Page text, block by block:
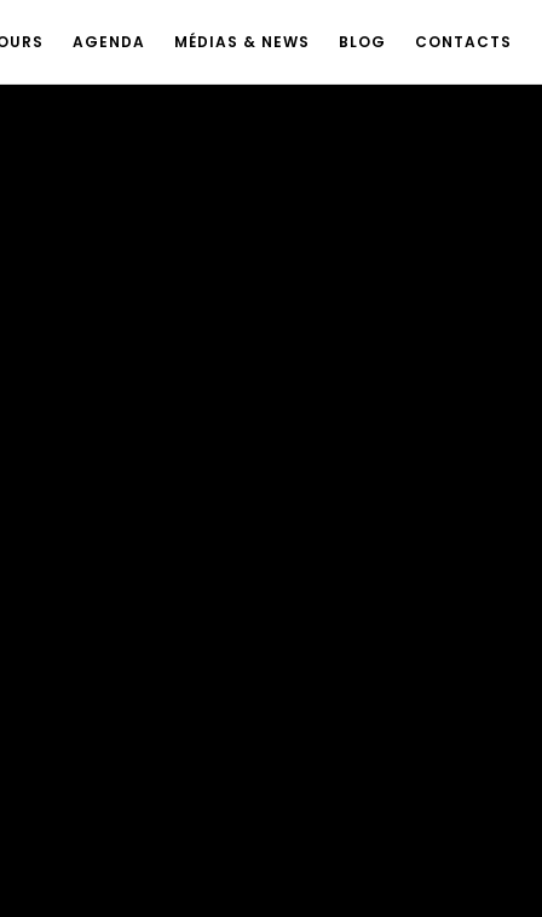
AGENDA MÉDIAS & NEWS BLOG CONTACTS